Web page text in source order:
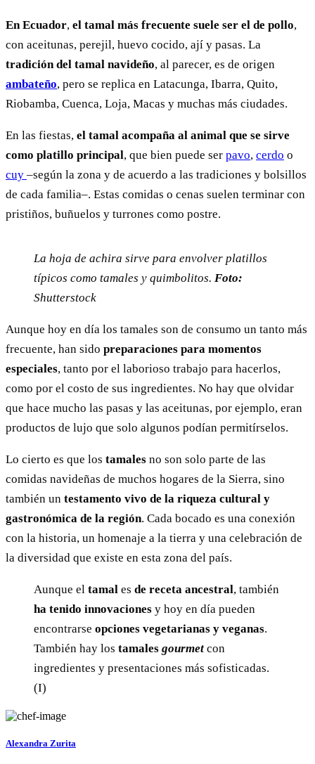
En Ecuador, el tamal más frecuente suele ser el de pollo,
con aceitunas, perejil, huevo cocido, ají y pasas. La
tradición del tamal navideño, al parecer, es de origen
ambateño, pero se replica en Latacunga, Ibarra, Quito,
Riobamba, Cuenca, Loja, Macas y muchas más ciudades.
En las fiestas, el tamal acompaña al animal que se sirve
como platillo principal, que bien puede ser pavo, cerdo o
cuy –según la zona y de acuerdo a las tradiciones y bolsillos
de cada familia–. Estas comidas o cenas suelen terminar con
pristiños, buñuelos y turrones como postre.
La hoja de achira sirve para envolver platillos
típicos como tamales y quimbolitos. Foto:
Shutterstock
Aunque hoy en día los tamales son de consumo un tanto más
frecuente, han sido preparaciones para momentos
especiales, tanto por el laborioso trabajo para hacerlos,
como por el costo de sus ingredientes. No hay que olvidar
que hace mucho las pasas y las aceitunas, por ejemplo, eran
productos de lujo que solo algunos podían permitírselos.
Lo cierto es que los tamales no son solo parte de las
comidas navideñas de muchos hogares de la Sierra, sino
también un testamento vivo de la riqueza cultural y
gastronómica de la región. Cada bocado es una conexión
con la historia, un homenaje a la tierra y una celebración de
la diversidad que existe en esta zona del país.
Aunque el tamal es de receta ancestral, también
ha tenido innovaciones y hoy en día pueden
encontrarse opciones vegetarianas y veganas.
También hay los tamales gourmet con
ingredientes y presentaciones más sofisticadas.
(I)
Alexandra Zurita